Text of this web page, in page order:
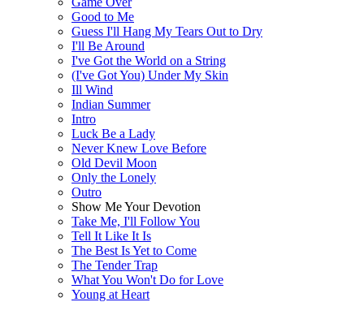
Good to Me
Guess I'll Hang My Tears Out to Dry
I'll Be Around
I've Got the World on a String
(I've Got You) Under My Skin
Ill Wind
Indian Summer
Intro
Luck Be a Lady
Never Knew Love Before
Old Devil Moon
Only the Lonely
Outro
Show Me Your Devotion
Take Me, I'll Follow You
Tell It Like It Is
The Best Is Yet to Come
The Tender Trap
What You Won't Do for Love
Young at Heart